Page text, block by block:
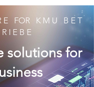
E FOR K M U B E T
R I E B E
solutions for